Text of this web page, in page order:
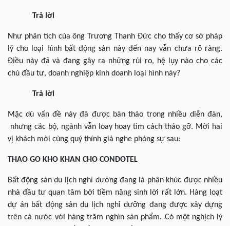
Trả lời
Như phân tích của ông Trương Thanh Đức cho thấy cơ sở pháp
lý cho loại hình bất động sản này đến nay vẫn chưa rõ ràng.
Điều này đã và đang gây ra những rủi ro, hệ lụy nào cho các
chủ đầu tư, doanh nghiệp kinh doanh loại hình này?
Trả lời
Mặc dù vấn đề này đã được bàn thảo trong nhiều diễn đàn,
nhưng các bộ, ngành vẫn loay hoay tìm cách tháo gỡ. Mời hai
vị khách mời cùng quý thính giả nghe phóng sự sau:
THAO GO KHO KHAN CHO CONDOTEL
Bất động sản du lịch nghỉ dưỡng đang là phân khúc được nhiều
nhà đầu tư quan tâm bởi tiềm năng sinh lời rất lớn. Hàng loạt
dự án bất động sản du lịch nghỉ dưỡng đang được xây dựng
trên cả nước với hàng trăm nghìn sản phẩm. Có một nghịch lý